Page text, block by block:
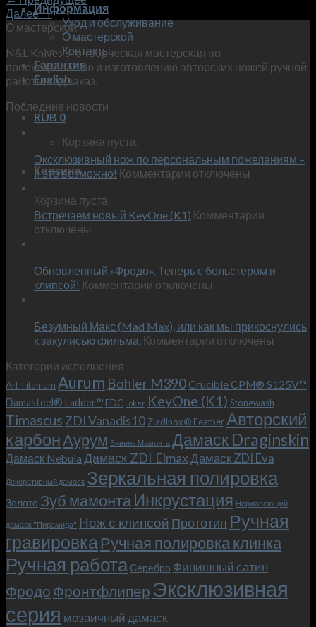
Информация
Уход и обслуживание
О мастерской
Контакты
Гарантия
English
RUB 0
Корзина пуста.
Корзина
Корзина пуста.
Далее→
О мастерской
N&L Knives это творческая мастерская по
проектированию и изготовлению авторских ножей ручной
работы под заказ.
Последние новости
Окт
Эксклюзивный нож по персональным пожеланиям –
и это возможно! Комментарии к
нож
–
и
отключены
Сен
Встречаем новый KeyOne (K1) Комментарии
KeyOne
отключены
Обновленный «Фродо». Теперь с больстером и
клипсой! Комментарии к
«Фродо».
Теперь
и
клипсой!
отключены
Безумный Макс (Mad Max), или как мы прикоснулись
к закулисью фильма. Комментарии к
Макс
(Mad
Max),
или
как
мы
прикоснулись
к
фильма.
отключены
Категории исполнения
Art Titanium Aurum Bohler M390Crucible CPM® S125V™
Damasteel® Ladder™ EDC Joker KeyOne (K1) Stonewash
Timascus ZDI Vanadis10 Zladinox® FeatherАвторский
карбонАурум Бивень Мамонта Дамаск Draginskin
Дамаск Nebula Дамаск ZDI Elmax Дамаск ZDI Eva
Декоративный дамаск Зеркальная полировка
Золото Зуб мамонтаИнкрустация Нержавеющий
дамаск "Пирамида" Нож с клипсой Прототип Ручная
гравировкаРучная полировка клинка
Ручная работа Серебро Финишный сатин
Фродо Фронтфлипер Эксклюзивная
серия мозаичный дамаск